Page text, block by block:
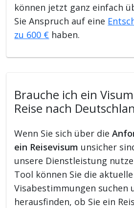
können jetzt ganz einfach
Sie Anspruch auf eine
zu 600 € haben.
Brauche ich ein
Reise nach
Wenn Sie sich über die
ein Reisevisum unsicher
unsere Dienstleistung
Tool können Sie die aktuelle
Visabestimmungen suchen
herausfinden, ob Sie ein